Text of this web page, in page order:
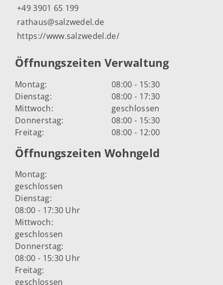
+49 3901 65 199
rathaus@salzwedel.de
https://www.salzwedel.de/
Öffnungszeiten Verwaltung
Montag:
08:00 - 15:30
Dienstag:
08:00 - 17:30
Mittwoch:
geschlossen
Donnerstag:
08:00 - 15:30
Freitag:
08:00 - 12:00
Öffnungszeiten Wohngeld
Montag:
geschlossen
Dienstag:
08:00 - 17:30 Uhr
Mittwoch:
geschlossen
Donnerstag:
08:00 - 15:30 Uhr
Freitag:
geschlossen